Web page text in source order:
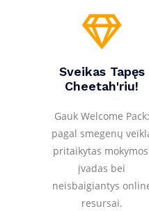
Sveikas Tapęs
Cheetah'riu!
Gauk Welcome Pack:
pagal smegenų
pritaikytas
įvadas bei
neisbaigiantys
resursai.